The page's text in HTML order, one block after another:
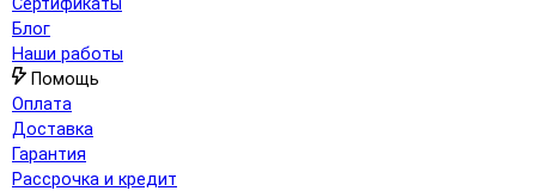
Сертификаты
Блог
Наши работы
Помощь
Оплата
Доставка
Гарантия
Рассрочка и кредит